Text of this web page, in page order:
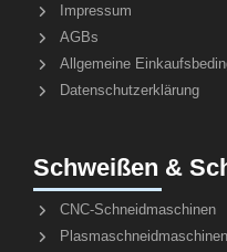
Impressum
AGBs
Allgemeine
Datenschutzerklärung
Schweißen &
CNC-Schneidmaschinen
Plasmaschneidmaschinen